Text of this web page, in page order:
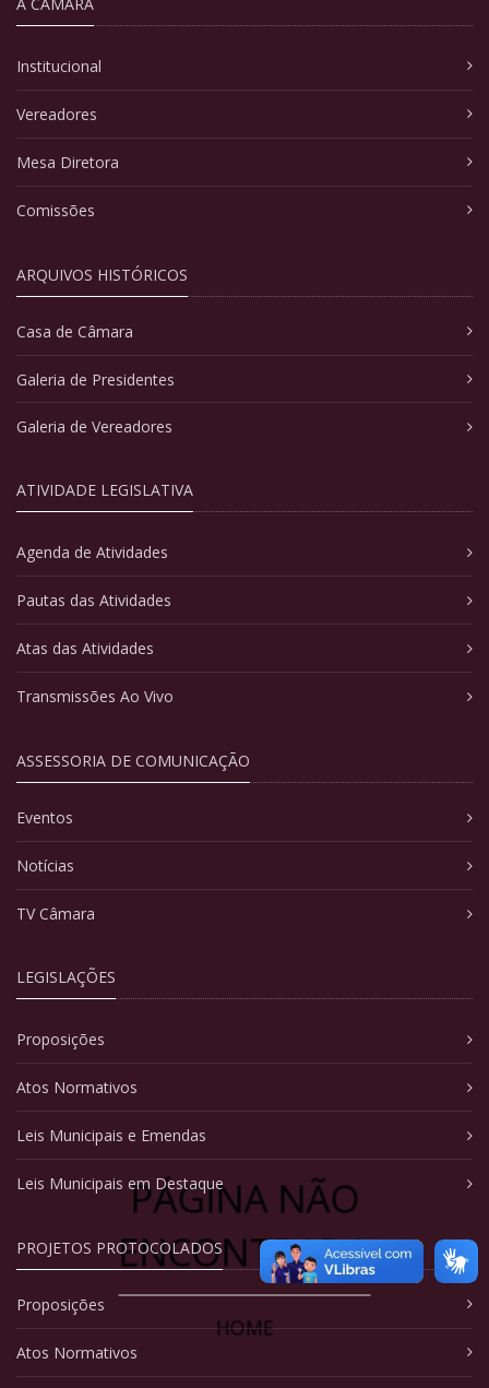
PÁGINA NÃO
ENCONTRADA
HOME
Institucional
Vereadores
Mesa Diretora
Comissões
ARQUIVOS HISTÓRICOS
Casa de Câmara
Galeria de Presidentes
Galeria de Vereadores
ATIVIDADE LEGISLATIVA
Agenda de Atividades
Pautas das Atividades
Atas das Atividades
Transmissões Ao Vivo
ASSESSORIA DE COMUNICAÇÃO
Eventos
Notícias
TV Câmara
LEGISLAÇÕES
Proposições
Atos Normativos
Leis Municipais e Emendas
Leis Municipais em Destaque
PROJETOS PROTOCOLADOS
Proposições
Atos Normativos